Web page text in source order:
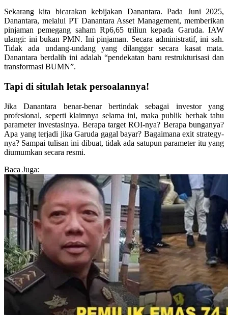
Sekarang kita bicarakan kebijakan Danantara. Pada Juni 2025,
Danantara, melalui PT Danantara Asset Management, memberikan
pinjaman pemegang saham Rp6,65 triliun kepada Garuda. IAW
ulangi: ini bukan PMN. Ini pinjaman. Secara administratif, ini sah.
Tidak ada undang-undang yang dilanggar secara kasat mata.
Danantara berdalih ini adalah “pendekatan baru restrukturisasi dan
transformasi BUMN”.
Tapi di situlah letak persoalannya!
Jika Danantara benar-benar bertindak sebagai investor yang
profesional, seperti klaimnya selama ini, maka publik berhak tahu
parameter investasinya. Berapa target ROI-nya? Berapa bunganya?
Apa yang terjadi jika Garuda gagal bayar? Bagaimana exit strategy-
nya? Sampai tulisan ini dibuat, tidak ada satupun parameter itu yang
diumumkan secara resmi.
Baca Juga: